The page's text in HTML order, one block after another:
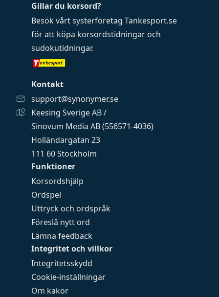
Funktioner
Korsordshjälp
Ordspel
Uttryck och ordspråk
Föreslå nytt ord
Lämna feedback
Integritet och villkor
Integritetsskydd
Cookie-inställningar
Om kakor
Gillar du korsord?
Besök vårt systerföretag Tankesport.se
för att köpa korsordstidningar och
sudokutidningar.
Kontakt
support@synonymer.se
Keesing Sverige AB /
Sinovum Media AB (556571-4036)
Holländargatan 23
111 60 Stockholm